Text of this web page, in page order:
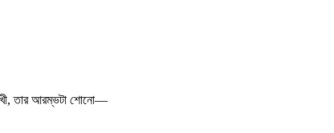
তার আরম্ভটা শোনো—